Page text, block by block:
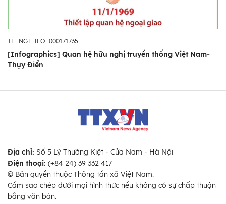
TL_NGI_IFO_000171735
[Infographics] Quan hệ hữu nghị truyền thống Việt Nam-
Thụy Điển
Địa chỉ: Số 5 Lý Thường Kiệt - Cửa Nam - Hà Nội
Điện thoại: (+84 24) 39 332 417
© Bản quyền thuộc Thông tấn xã Việt Nam.
Cấm sao chép dưới mọi hình thức nếu không có sự chấp thuận
bằng văn bản.